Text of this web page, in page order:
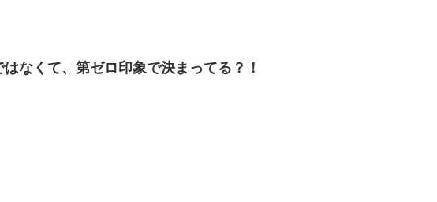
なくて、第ゼロ印象で決まってる？！